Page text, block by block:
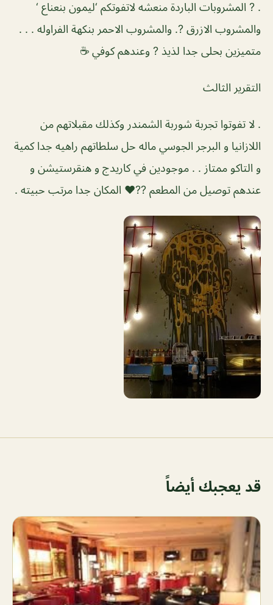
. ? المشروبات الباردة منعشه لاتفوتكم ‘ليمون بنعناع ‘
والمشروب الازرق ?. والمشروب الاحمر بنكهة الفراوله . . .
متميزين بحلى جدا لذيذ ? وعندهم كوفي ☕️
التقرير الثالث
. ‏لا تفوتوا تجربة شوربة الشمندر وكذلك مقبلاتهم من
اللازانيا و البرجر الجوسي ماله حل سلطاتهم راهيه جدا كمية
و التاكو ممتاز . . موجودين في كاريدج و هنقرستيشن و
عندهم توصيل من المطعم ??❤️ المكان جدا مرتب حبيته .
قد يعجبك أيضاً